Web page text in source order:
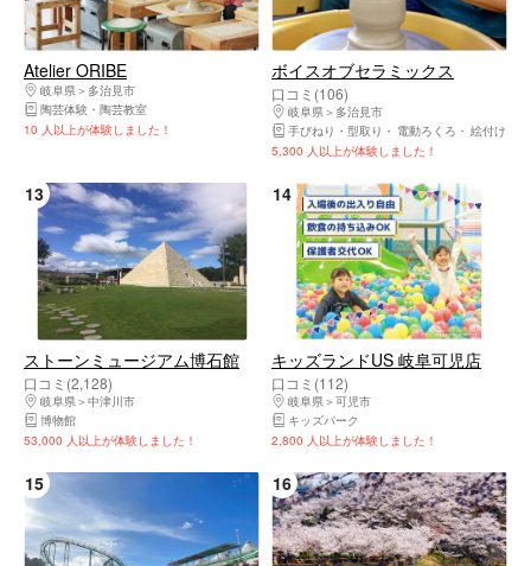
Atelier ORIBE
岐阜県
多治見市
陶芸体験・陶芸教室
10 人以上が体験しました！
ボイスオブセラミックス
口コミ(106)
岐阜県
多治見市
手びねり・型取り
電動ろくろ
絵付け
5,300 人以上が体験しました！
13
ストーンミュージアム博石館
口コミ(2,128)
岐阜県
中津川市
博物館
53,000 人以上が体験しました！
14
キッズランドUS 岐阜可児店
口コミ(112)
岐阜県
可児市
キッズパーク
2,800 人以上が体験しました！
15 16